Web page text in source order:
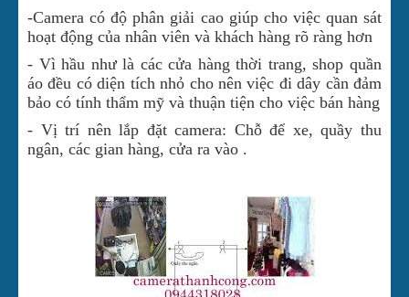
-Camera có độ phân giải cao giúp cho việc quan sát
hoạt động của nhân viên và khách hàng rõ ràng hơn
- Vì hầu như là các cửa hàng thời trang, shop quần
áo đều có diện tích nhỏ cho nên việc đi dây cần đảm
bảo có tính thẩm mỹ và thuận tiện cho việc bán hàng
- Vị trí nên lắp đặt camera: Chỗ để xe, quầy thu
ngân, các gian hàng, cửa ra vào .